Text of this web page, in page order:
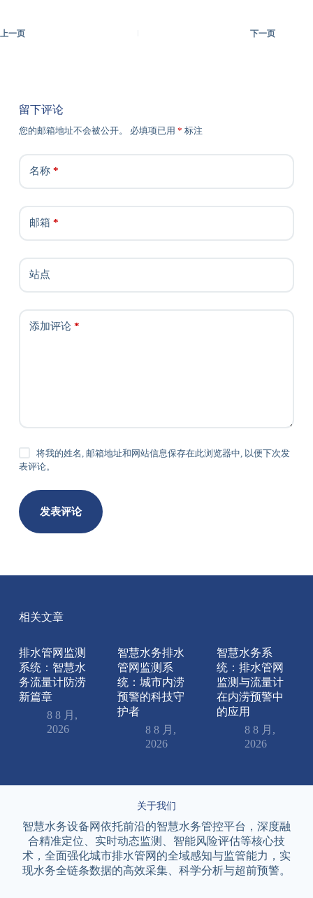
上一页 下一页
留下评论
您的邮箱地址不会被公开。 必填项已用 * 标注
名称*
邮箱 *
站点
添加评论*
将我的姓名, 邮箱地址和网站信息保存在此浏览器中, 以便下次发
表评论。
发表评论
相关文章
排水管网监测
系统：智慧水
务流量计防涝
新篇章
8 8 月,
2026
智慧水务排水
管网监测系
统：城市内涝
预警的科技守
护者
8 8 月,
2026
智慧水务系
统：排水管网
监测与流量计
在内涝预警中
的应用
8 8 月,
2026
关于我们
智慧水务设备网依托前沿的智慧水务管控平台，深度融
合精准定位、实时动态监测、智能风险评估等核心技
术，全面强化城市排水管网的全域感知与监管能力，实
现水务全链条数据的高效采集、科学分析与超前预警。